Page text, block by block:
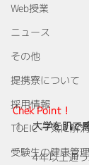
Web授業
ニュース
その他
提携寮について
採用情報
TOEIC 一気に解消
受験生の健康管理
Chek Point！
大学を肌で
4年以上通